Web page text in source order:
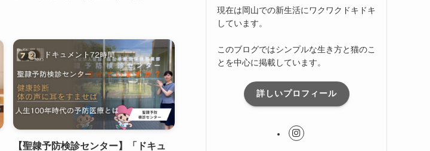
【聖隷予防検診センター】「ドキュ
現在は岡山での新生活にワクワクドキドキ
しています。
このブログではシンプルな生き方と猫のこ
とを中心に掲載しています。
詳しいプロフィール